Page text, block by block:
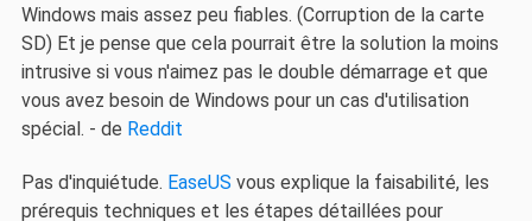
Windows mais assez peu fiables. (Corruption de la carte
SD) Et je pense que cela pourrait être la solution la moins
intrusive si vous n'aimez pas le double démarrage et que
vous avez besoin de Windows pour un cas d'utilisation
spécial. - de Reddit
Pas d'inquiétude. EaseUS vous explique la faisabilité, les
prérequis techniques et les étapes détaillées pour